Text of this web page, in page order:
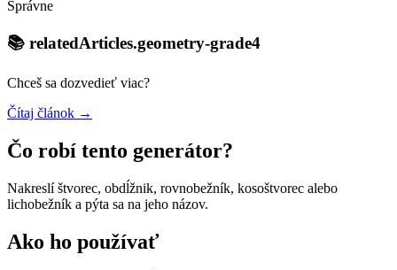
Správne
📚 relatedArticles.geometry-grade4
Chceš sa dozvedieť viac?
Čítaj článok →
Čo robí tento generátor?
Nakreslí štvorec, obdĺžnik, rovnobežník, kosoštvorec alebo
lichobežník a pýta sa na jeho názov.
Ako ho používať